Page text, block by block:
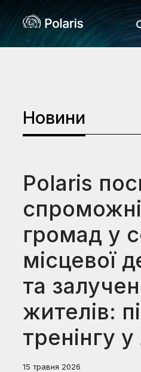
Новини
Polaris
громад у
місцевої
та
жителів:
тренінгу
15 травня 2026